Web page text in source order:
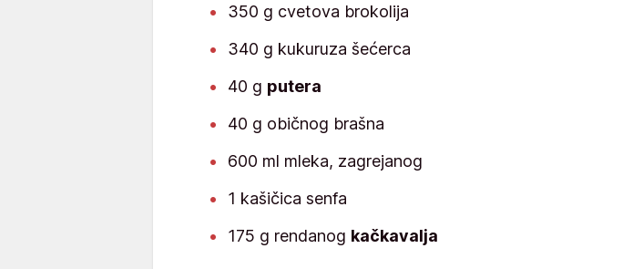
350 g cvetova brokolija
340 g kukuruza šećerca
40 g putera
40 g običnog brašna
600 ml mleka, zagrejanog
1 kašičica senfa
175 g rendanog kačkavalja